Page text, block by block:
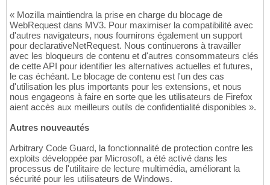
« Mozilla maintiendra la prise en charge du blocage de
WebRequest dans MV3. Pour maximiser la compatibilité avec
d'autres navigateurs, nous fournirons également un support
pour declarativeNetRequest. Nous continuerons à travailler
avec les bloqueurs de contenu et d'autres consommateurs clés
de cette API pour identifier les alternatives actuelles et futures,
le cas échéant. Le blocage de contenu est l'un des cas
d'utilisation les plus importants pour les extensions, et nous
nous engageons à faire en sorte que les utilisateurs de Firefox
aient accès aux meilleurs outils de confidentialité disponibles ».
Autres nouveautés
Arbitrary Code Guard, la fonctionnalité de protection contre les
exploits développée par Microsoft, a été activé dans les
processus de l'utilitaire de lecture multimédia, améliorant la
sécurité pour les utilisateurs de Windows.